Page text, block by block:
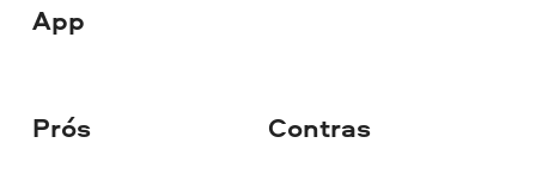
App
Prós Contras